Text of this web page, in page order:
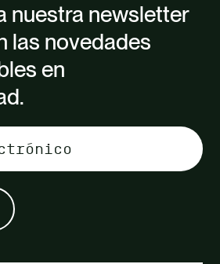
nuestra newsletter
las novedades
en